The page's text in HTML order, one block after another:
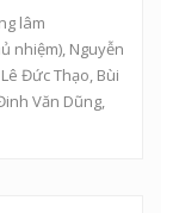
lâm
nhiệm), Nguyễn
Lê Đức Thạo, Bùi
Văn Dũng,